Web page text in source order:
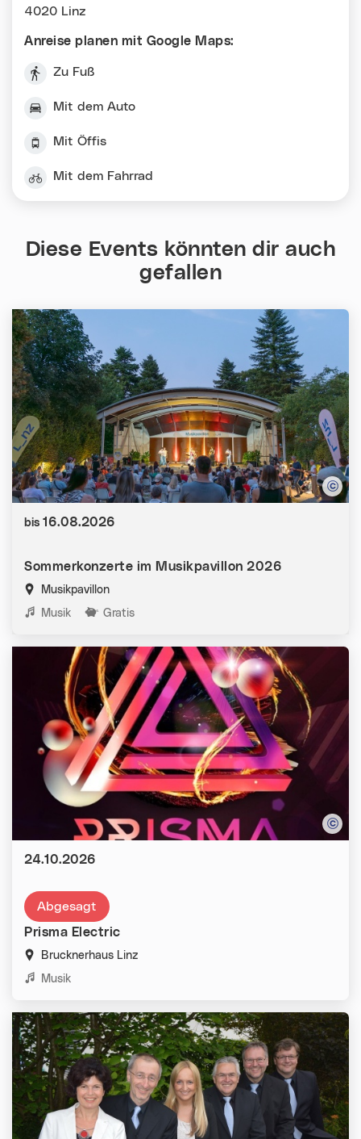
4020 Linz
Anreise planen mit Google Maps:
Zu Fuß
Mit dem Auto
Mit Öffis
Mit dem Fahrrad
Diese Events könnten dir auch
gefallen
Sommerkonzerte im Musikpavillon 2026
Musikpavillon
Kategorien:
Musik Gratis
Datum:
bis 16.08.2026
Abgesagt
Prisma Electric
Brucknerhaus Linz
Kategorien:
Musik
Datum:
24.10.2026